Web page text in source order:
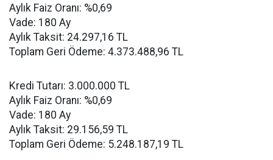
Aylık Faiz Oranı: %0,69
Vade: 180 Ay
Aylık Taksit: 24.297,16 TL
Toplam Geri Ödeme: 4.373.488,96 TL
Kredi Tutarı: 3.000.000 TL
Aylık Faiz Oranı: %0,69
Vade: 180 Ay
Aylık Taksit: 29.156,59 TL
Toplam Geri Ödeme: 5.248.187,19 TL